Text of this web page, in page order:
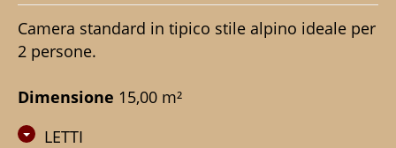
Camera standard in tipico stile alpino ideale per
2 persone.
Dimensione 15,00 m²
LETTI